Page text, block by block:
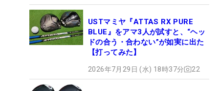
USTマミヤ『ATTAS RX PURE
BLUE』をアマ3人が試すと、“ヘッ
ドの合う・合わない”が如実に出た
【打ってみた】
2026年7月29日 (水) 18時37分 22